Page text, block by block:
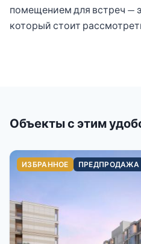
помещением для встреч —
который стоит
Объекты с этим
ИЗБРАННОЕ ПРЕДПРОДАЖА